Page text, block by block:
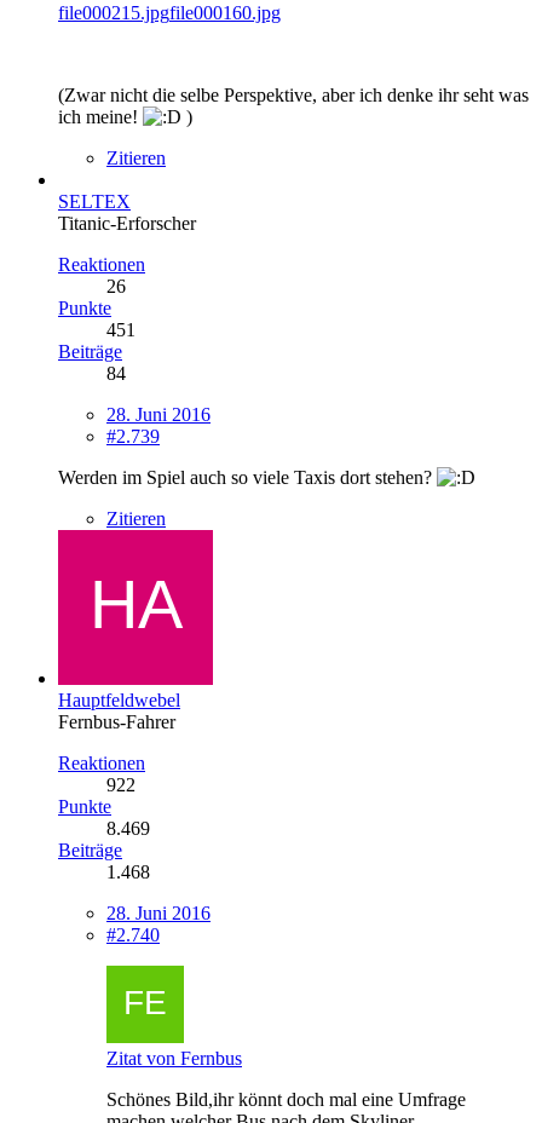
file000215.jpgfile000160.jpg
(Zwar nicht die selbe Perspektive, aber ich denke ihr seht was
ich meine!
)
Zitieren
SELTEX
Titanic-Erforscher
Reaktionen
26
Punkte
451
Beiträge
84
28. Juni 2016
#2.739
Werden im Spiel auch so viele Taxis dort stehen?
Zitieren
Hauptfeldwebel
Fernbus-Fahrer
Reaktionen
922
Punkte
8.469
Beiträge
1.468
28. Juni 2016
#2.740
Zitat von Fernbus
Schönes Bild,ihr könnt doch mal eine Umfrage